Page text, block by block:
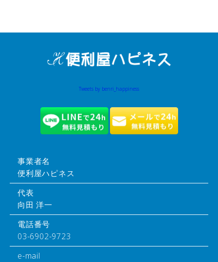
Tweets by benri_happiness
事業者名
便利屋ハピネス
代表
向田 洋一
電話番号
03-6902-9723
e-mail